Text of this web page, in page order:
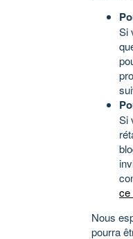
Si
Si
ce
Nous
pourra